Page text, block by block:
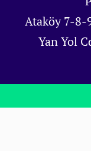
Ataköy 7-8-
Yan Yol